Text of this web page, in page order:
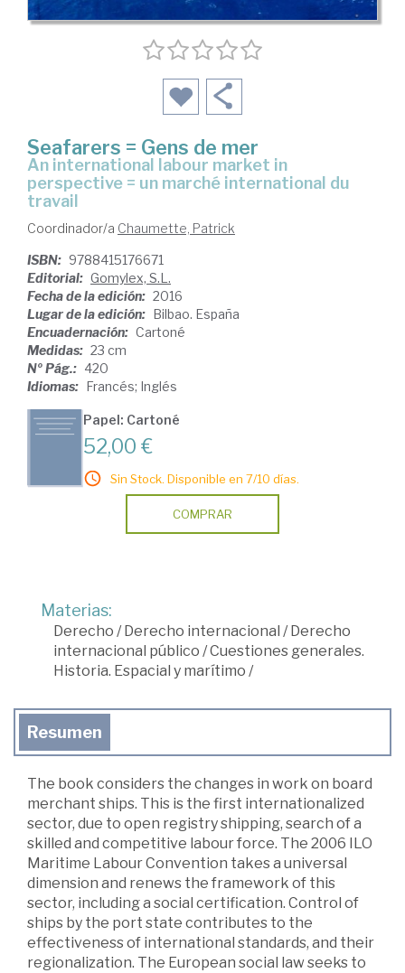
Seafarers = Gens de mer
an international labour market in
perspective = un marché international du
travail
Coordinador/a Chaumette, Patrick
ISBN: 9788415176671
Editorial: Gomylex, S.L.
Fecha de la edición: 2016
Lugar de la edición: Bilbao. España
Encuadernación: Cartoné
Medidas: 23 cm
Nº Pág.: 420
Idiomas: Francés; Inglés
Papel: Cartoné
52,00 €
Sin Stock. Disponible en 7/10 días.
COMPRAR
Materias:
Derecho /Derecho internacional /Derecho
internacional público /Cuestiones generales.
Historia. Espacial y marítimo /
Resumen
The book considers the changes in work on board
merchant ships. This is the first internationalized
sector, due to open registry shipping, search of a
skilled and competitive labour force. The 2006 ILO
Maritime Labour Convention takes a universal
dimension and renews the framework of this
sector, including a social certification. Control of
ships by the port state contributes to the
effectiveness of international standards, and their
regionalization. The European social law seeks to